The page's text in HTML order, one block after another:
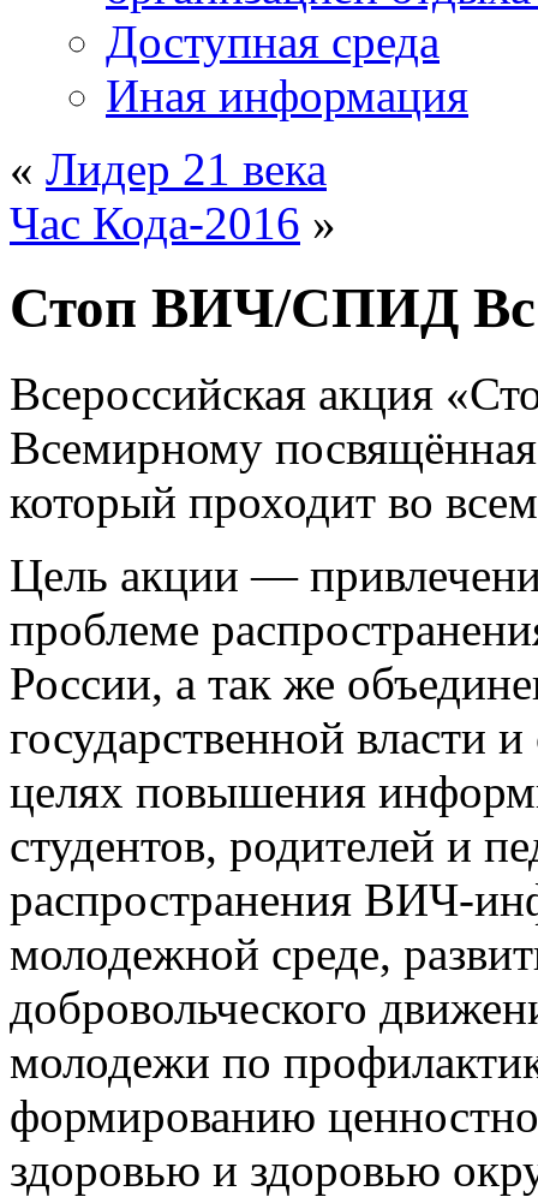
Доступная среда
Иная информация
« Лидер 21 века
Час Кода-2016 »
Стоп ВИЧ/СПИД
Всероссийская акция
Всемирному
который проходит во
Цель акции —
проблеме
России, а так же
государственной власти
целях повышения
студентов, родителей и
распространения ВИЧ-
молодежной среде,
добровольческого
молодежи по
формированию
здоровью и здоровью